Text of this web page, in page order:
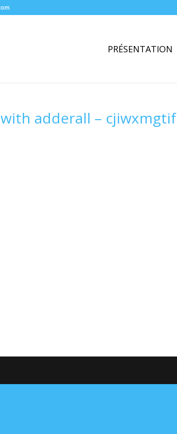
PRÉSENTATION
adderall – cjiwxmgtif